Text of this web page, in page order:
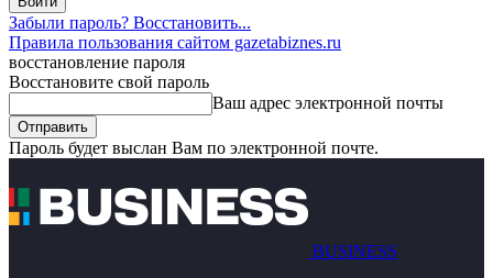
Забыли пароль? Восстановить...
Правила пользования сайтом gazetabiznes.ru
восстановление пароля
Восстановите свой пароль
Ваш адрес электронной почты
Пароль будет выслан Вам по электронной почте.
BUSINESS